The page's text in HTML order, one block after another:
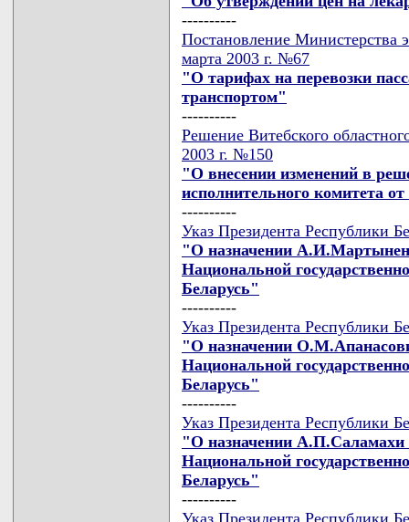
----------
Постановление Министерства
марта 2003 г. №67
"О тарифах на перевозки
транспортом"
----------
Решение Витебского
2003 г. №150
"О внесении изменений в
исполнительного комитета
----------
Указ Президента Республики
"О назначении
Национальной
Беларусь"
----------
Указ Президента Республики
"О назначении
Национальной
Беларусь"
----------
Указ Президента Республики
"О назначении А.П.Саламахи
Национальной
Беларусь"
----------
Указ Президента Республики